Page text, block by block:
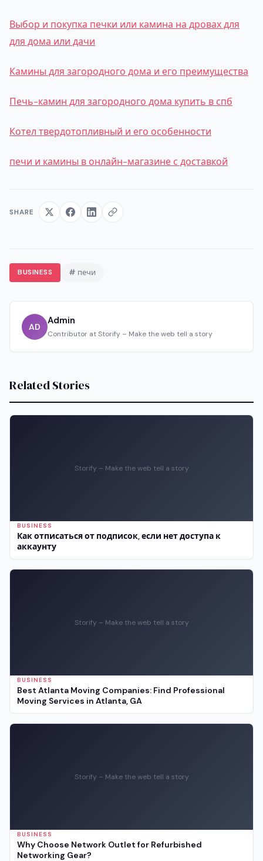
Выбор и покупка печки или камина на дровах для
для дома или дачи
Камины для загородного дома и его преимущества
Печь-камин для загородного дома купить в спб
Котел твердотопливный и его особенности
печи и камины в онлайн-магазине с доставкой
SHARE
BUSINESS # печи
AD
Admin
Contributor at Storify – Make the web tell a story
Related Stories
Storify – Make the web tell a story
BUSINESS
Как отписаться от подписок, если нет доступа к
аккаунту
Storify – Make the web tell a story
BUSINESS
Best Atlanta Moving Companies: Find Professional
Moving Services in Atlanta, GA
Storify – Make the web tell a story
BUSINESS
Why Choose Network Outlet for Refurbished
Networking Gear?